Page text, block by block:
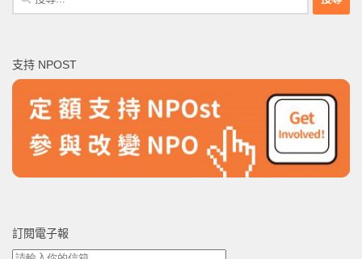
尋
字:
支持 NPOST
訂閱電子報